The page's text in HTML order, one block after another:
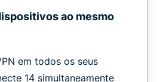
ao mesmo
em todos os seus
14 simultaneamente